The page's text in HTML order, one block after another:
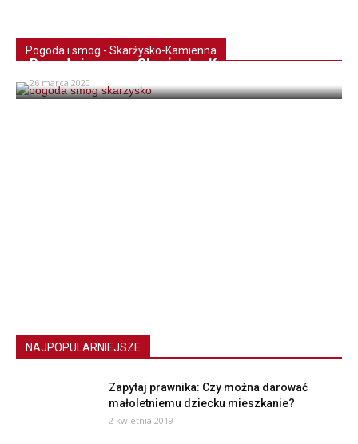
Pogoda i smog - Skarżysko-Kamienna
Pogoda i smog – Skarżysko-Kamienna
26 marca 2020
NAJPOPULARNIEJSZE
Zapytaj prawnika: Czy można darować
małoletniemu dziecku mieszkanie?
2 kwietnia 2019